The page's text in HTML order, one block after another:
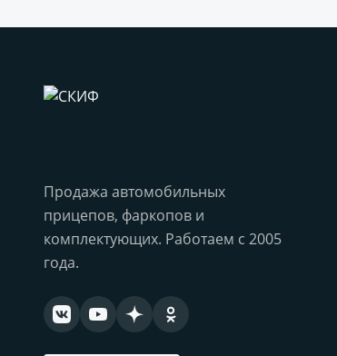
Продажа автомобильных
прицепов, фаркопов и
комплектующих. Работаем с 2005
года.